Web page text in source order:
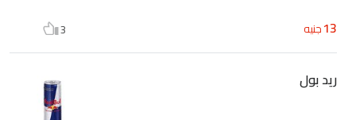
13جنيه 3
ريد بول